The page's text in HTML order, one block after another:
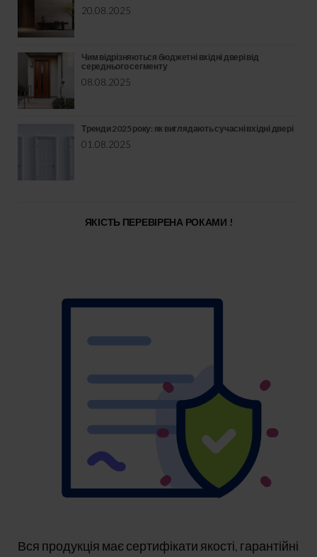
20.08.2025
Чим відрізняються бюджетні вхідні двері від
середнього сегменту
08.08.2025
Тренди 2025 року: як виглядають сучасні вхідні двері
01.08.2025
ЯКІСТЬ ПЕРЕВІРЕНА РОКАМИ !
Вся продукція має сертифікати якості, гарантійні